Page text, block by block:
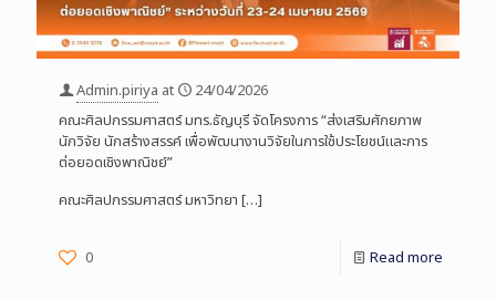
Admin.piriya at
24/04/2026
คณะศิลปกรรมศาสตร์ มทร.ธัญบุรี จัดโครงการ “ส่งเสริมศักยภาพ
นักวิจัย นักสร้างสรรค์ เพื่อพัฒนางานวิจัยในการใช้ประโยชน์และการ
ต่อยอดเชิงพาณิชย์”
คณะศิลปกรรมศาสตร์ มหาวิทยา […]
0 Read more